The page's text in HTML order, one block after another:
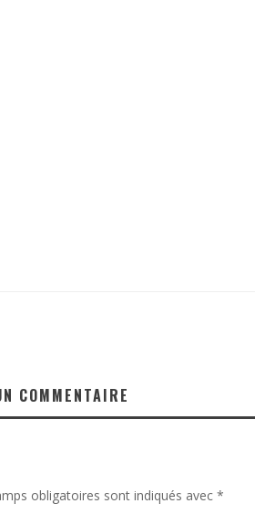
COMMENTAIRE
obligatoires sont indiqués avec *